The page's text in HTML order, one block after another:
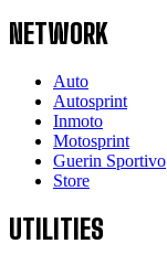
NETWORK
Auto
Autosprint
Inmoto
Motosprint
Guerin Sportivo
Store
UTILITIES